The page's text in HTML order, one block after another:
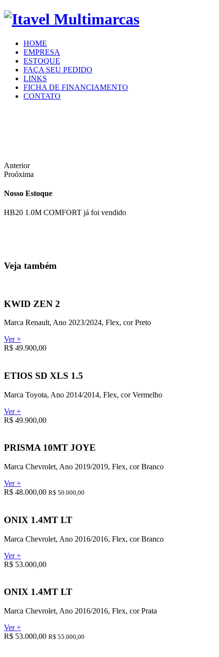
HOME
EMPRESA
ESTOQUE
FAÇA SEU PEDIDO
LINKS
FICHA DE FINANCIAMENTO
CONTATO
Anterior
Proóxima
Nosso Estoque
HB20 1.0M COMFORT já foi vendido
Veja também
KWID ZEN 2
Marca Renault, Ano 2023/2024, Flex, cor Preto
Ver +
R$ 49.900,00
ETIOS SD XLS 1.5
Marca Toyota, Ano 2014/2014, Flex, cor Vermelho
Ver +
R$ 49.900,00
PRISMA 10MT JOYE
Marca Chevrolet, Ano 2019/2019, Flex, cor Branco
Ver +
R$ 48.000,00 R$ 50.000,00
ONIX 1.4MT LT
Marca Chevrolet, Ano 2016/2016, Flex, cor Branco
Ver +
R$ 53.000,00
ONIX 1.4MT LT
Marca Chevrolet, Ano 2016/2016, Flex, cor Prata
Ver +
R$ 53.000,00 R$ 55.000,00